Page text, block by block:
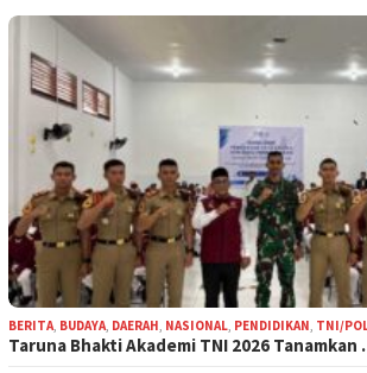
BERITA BUDAYA DAERAH NASIONAL PENDIDIKAN TNI/
Taruna Bhakti Akademi TNI 2026 Tanamkan